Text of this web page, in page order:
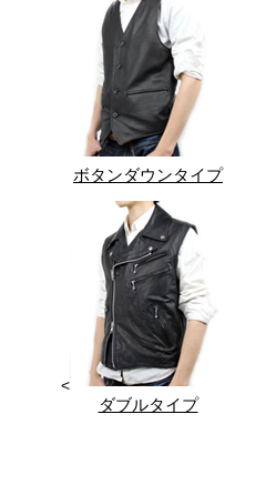
ボタンダウンタイプ
<
ダブルタイプ